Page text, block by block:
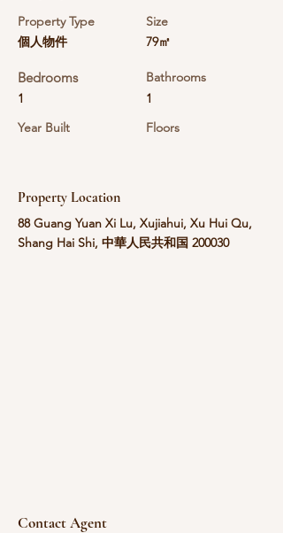
Property Type
個人物件
Bedrooms
1
Year Built
Size
79㎡
Bathrooms
1
Floors
Property Location
88 Guang Yuan Xi Lu, Xujiahui, Xu Hui Qu,
Shang Hai Shi, 中華人民共和国 200030
Contact Agent